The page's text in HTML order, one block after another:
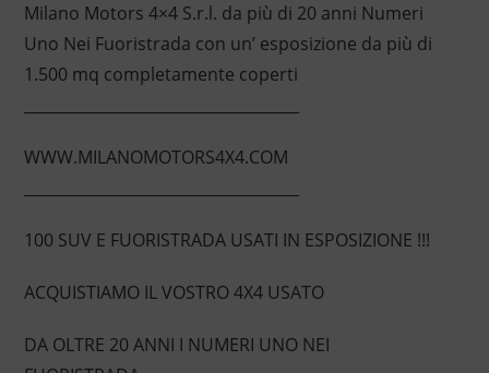
Milano Motors 4×4 S.r.l. da più di 20 anni Numeri
Uno Nei Fuoristrada con un’ esposizione da più di
1.500 mq completamente coperti
WWW.MILANOMOTORS4X4.COM
100 SUV E FUORISTRADA USATI IN ESPOSIZIONE !!!
ACQUISTIAMO IL VOSTRO 4X4 USATO
DA OLTRE 20 ANNI I NUMERI UNO NEI